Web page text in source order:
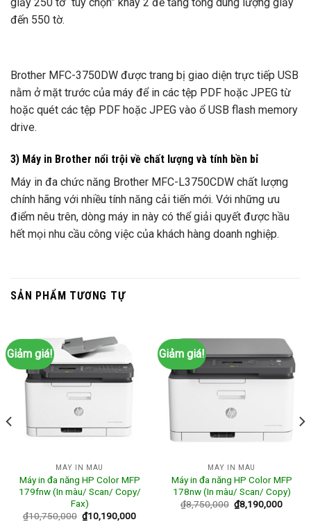
giấy 250 tờ “tùy chọn” khay 2 để tăng tổng dung lượng giấy
đến 550 tờ.
Brother MFC-3750DW được trang bị giao diện trực tiếp USB
nằm ở mặt trước của máy để in các tệp PDF hoặc JPEG từ
hoặc quét các tệp PDF hoặc JPEG vào ổ USB flash memory
drive.
3) Máy in Brother nổi trội về chất lượng và tính bền bỉ
Máy in đa chức năng Brother MFC-L3750CDW chất lượng
chính hãng với nhiều tính năng cải tiến mới. Với những ưu
điểm nêu trên, dòng máy in này có thể giải quyết được hầu
hết mọi nhu cầu công việc của khách hàng doanh nghiệp.
SẢN PHẨM TƯƠNG TỰ
Giảm giá!
MÁY IN MÀU
Máy in đa năng HP Color MFP
179fnw (In màu/ Scan/ Copy/
Fax)
₫10,750,000 ₫10,190,000
Giảm giá!
MÁY IN MÀU
Máy in đa năng HP Color MFP
178nw (In màu/ Scan/ Copy)
₫8,750,000 ₫8,190,000